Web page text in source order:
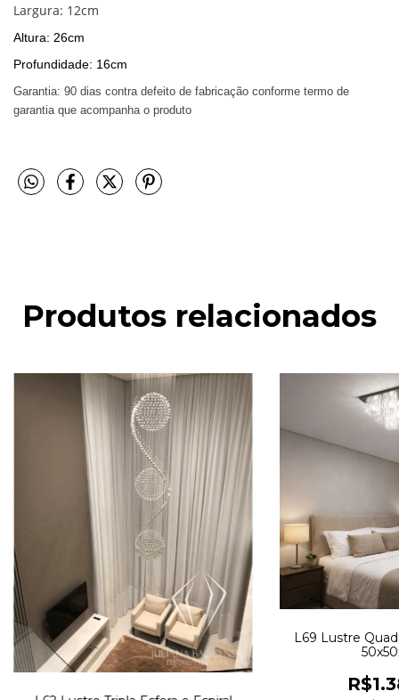
Largura: 12cm
Altura: 26cm
Profundidade: 16cm
Garantia: 90 dias contra defeito de fabricação conforme termo de
garantia que acompanha o produto
Produtos relacionados
L69 Lustre